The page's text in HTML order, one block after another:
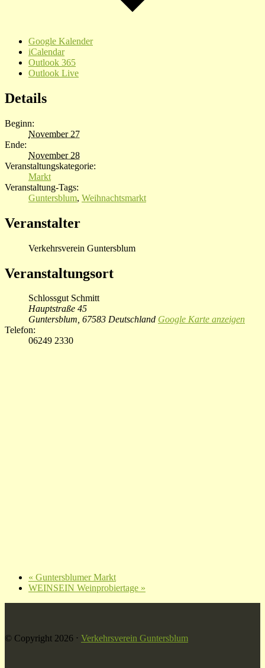
Google Kalender
iCalendar
Outlook 365
Outlook Live
Details
Beginn:
November 27
Ende:
November 28
Veranstaltungskategorie:
Markt
Veranstaltung-Tags:
Guntersblum, Weihnachtsmarkt
Veranstalter
Verkehrsverein Guntersblum
Veranstaltungsort
Schlossgut Schmitt
Hauptstraße 45
Guntersblum, 67583 Deutschland Google Karte anzeigen
Telefon:
06249 2330
« Guntersblumer Markt
WEINSEIN Weinprobiertage »
© Copyright 2026 ⋅ Verkehrsverein Guntersblum